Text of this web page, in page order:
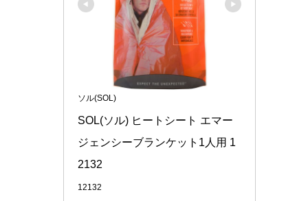
ソル(SOL)
SOL(ソル) ヒートシート エマー
ジェンシーブランケット1人用 1
2132
12132